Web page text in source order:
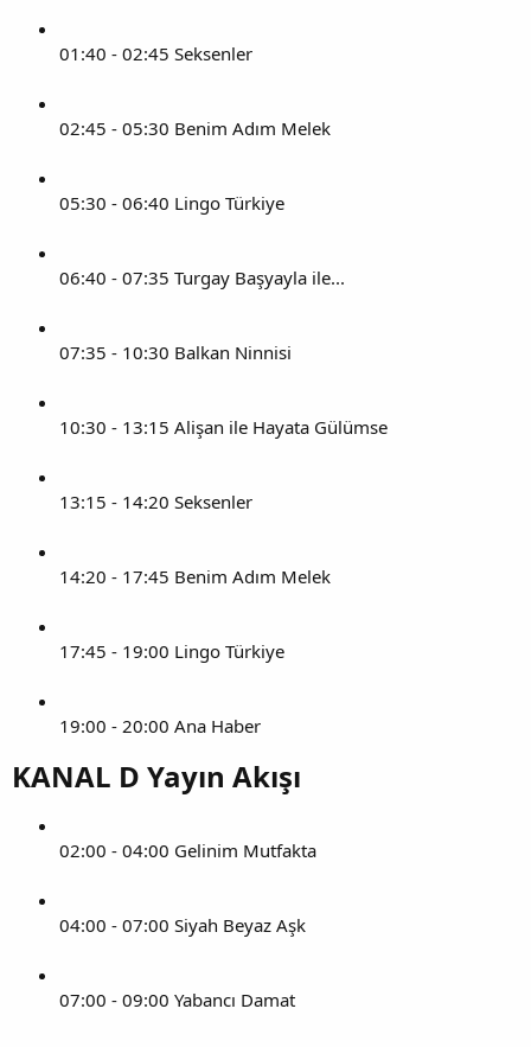
01:40 - 02:45 Seksenler
02:45 - 05:30 Benim Adım Melek
05:30 - 06:40 Lingo Türkiye
06:40 - 07:35 Turgay Başyayla ile...
07:35 - 10:30 Balkan Ninnisi
10:30 - 13:15 Alişan ile Hayata Gülümse
13:15 - 14:20 Seksenler
14:20 - 17:45 Benim Adım Melek
17:45 - 19:00 Lingo Türkiye
19:00 - 20:00 Ana Haber
KANAL D Yayın Akışı​
02:00 - 04:00 Gelinim Mutfakta
04:00 - 07:00 Siyah Beyaz Aşk
07:00 - 09:00 Yabancı Damat